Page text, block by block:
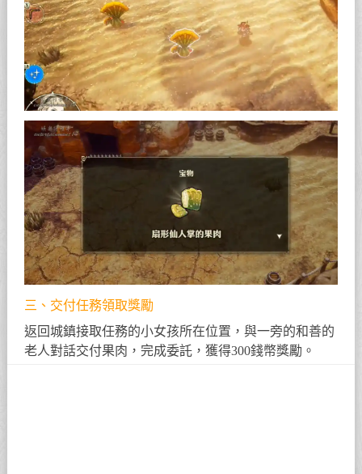
三、交付任務領取獎勵
返回城鎮接取任務的小女孩所在位置，與一旁的和善的
老人對話交付果肉，完成委託，獲得300錢幣獎勵。